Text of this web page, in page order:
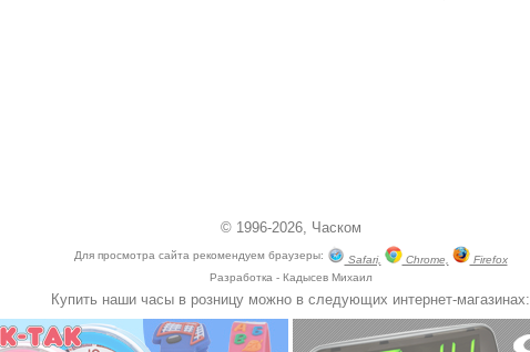
© 1996-2026, Часком
Для просмотра сайта рекомендуем браузеры: Safari, Chrome,
Firefox
Разработка - Кадысев Михаил
Купить наши часы в розницу можно в следующих интернет-магазинах: